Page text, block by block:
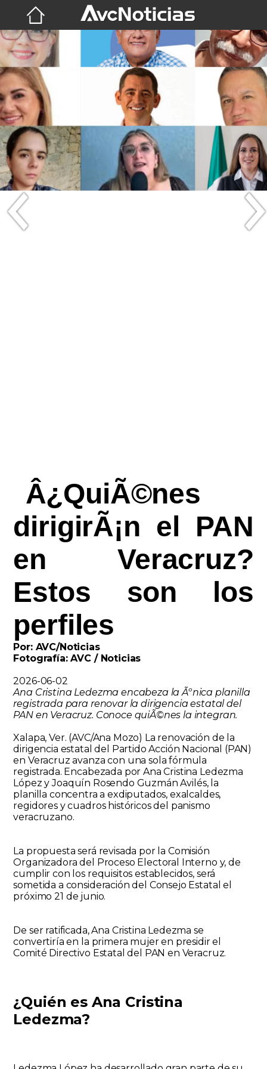
Â¿QuiÃ©nes
dirigirÃ¡n el PAN
en Veracruz?
Estos son los
perfiles
Por: AVC/Noticias
Fotografía: AVC / Noticias
2026-06-02
Ana Cristina Ledezma encabeza la Ãºnica planilla
registrada para renovar la dirigencia estatal del
PAN en Veracruz. Conoce quiÃ©nes la integran.
Xalapa, Ver. (AVC/Ana Mozo) La renovación de la
dirigencia estatal del Partido Acción Nacional (PAN)
en Veracruz avanza con una sola fórmula
registrada. Encabezada porAna Cristina Ledezma
López yJoaquín Rosendo Guzmán Avilés, la
planilla concentra a exdiputados, exalcaldes,
regidores y cuadros históricos del panismo
veracruzano.
La propuesta será revisada por la Comisión
Organizadora del Proceso Electoral Interno y, de
cumplir con los requisitos establecidos, será
sometida a consideración del Consejo Estatal el
próximo21 de junio.
De ser ratificada,Ana Cristina Ledezma se
convertiría en la primera mujer en presidir el
Comité Directivo Estatal del PAN en Veracruz.
¿Quién es Ana Cristina
Ledezma?